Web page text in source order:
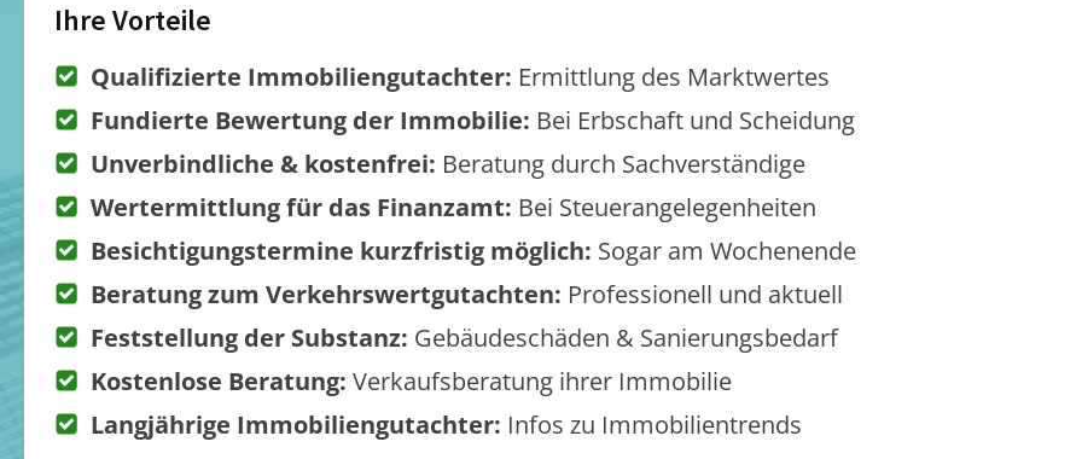
Ihre Vorteile
Qualifizierte Immobiliengutachter: Ermittlung des Marktwertes
Fundierte Bewertung der Immobilie: Bei Erbschaft und Scheidung
Unverbindliche & kostenfrei: Beratung durch Sachverständige
Wertermittlung für das Finanzamt: Bei Steuerangelegenheiten
Besichtigungstermine kurzfristig möglich: Sogar am Wochenende
Beratung zum Verkehrswertgutachten: Professionell und aktuell
Feststellung der Substanz: Gebäudeschäden & Sanierungsbedarf
Kostenlose Beratung: Verkaufsberatung ihrer Immobilie
Langjährige Immobiliengutachter: Infos zu Immobilientrends